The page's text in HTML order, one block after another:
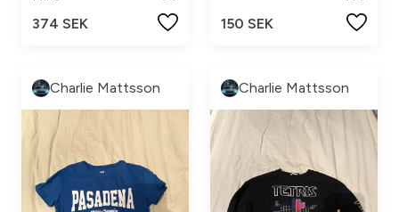
374 SEK
150 SEK
Charlie Mattsson Charlie Mattsson